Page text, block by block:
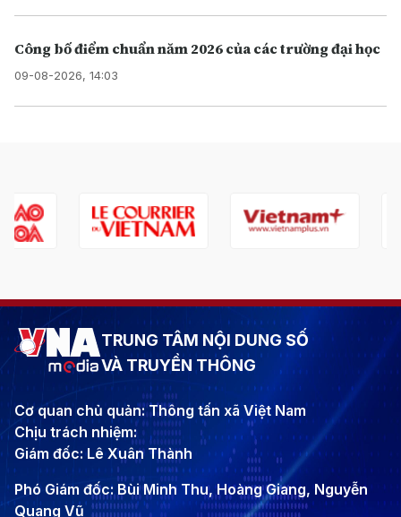
Công bố điểm chuẩn năm 2026 của các trường đại học
09-08-2026, 14:03
TRUNG TÂM NỘI DUNG SỐ
VÀ TRUYỀN THÔNG
Cơ quan chủ quản: Thông tấn xã Việt Nam
Chịu trách nhiệm:
Giám đốc: Lê Xuân Thành
Phó Giám đốc: Bùi Minh Thu, Hoàng Giang, Nguyễn
Quang Vũ